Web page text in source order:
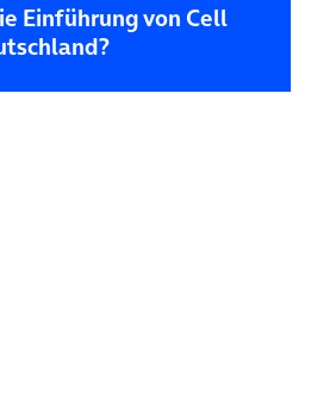
Einführung von Cell